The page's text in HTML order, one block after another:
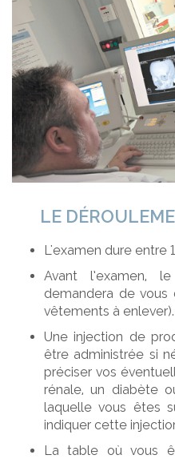
LE
L'examen dure entre
Avant l’examen,
demandera de vous
vêtements à enlever).
Une injection de
être administrée si
préciser vos
rénale, un diabète
laquelle vous êtes
indiquer cette
La table où vous